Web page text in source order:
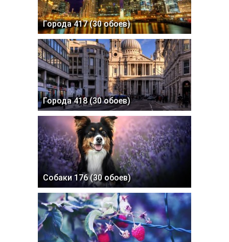
Города 417 (30 обоев)
Города 418 (30 обоев)
Собаки 176 (30 обоев)